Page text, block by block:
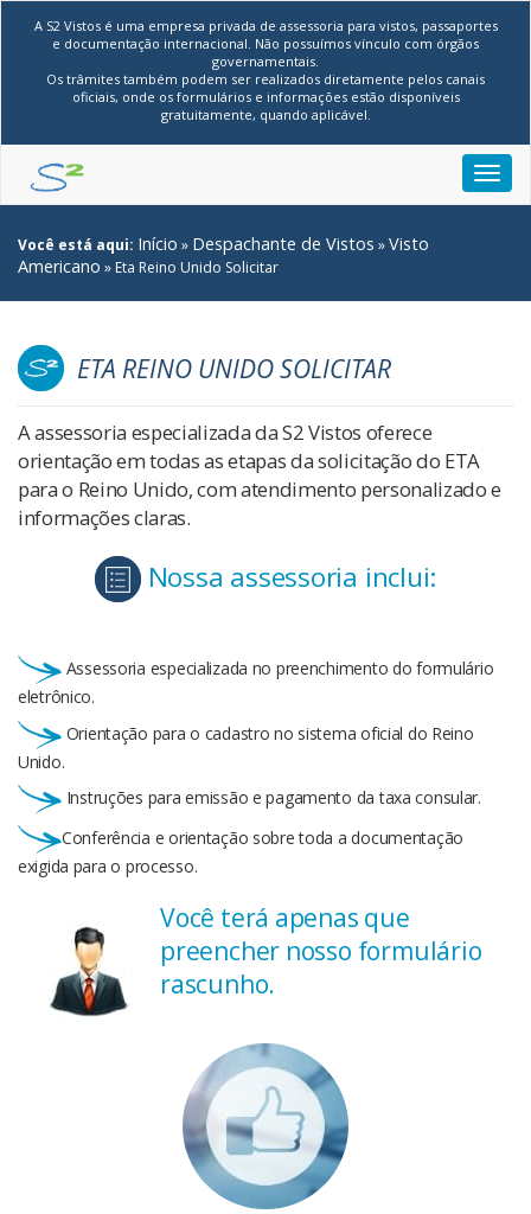
A S2 Vistos é uma empresa privada de assessoria para vistos, passaportes
e documentação internacional. Não possuímos vínculo com órgãos
governamentais.
Os trâmites também podem ser realizados diretamente pelos canais
oficiais, onde os formulários e informações estão disponíveis
gratuitamente, quando aplicável.
Você está aqui: Início » Despachante de Vistos »Visto
Americano » Eta Reino Unido Solicitar
ETA REINO UNIDO SOLICITAR
A assessoria especializada da S2 Vistos oferece
orientação em todas as etapas da solicitação do ETA
para o Reino Unido, com atendimento personalizado e
informações claras.
Nossa assessoria inclui:
Assessoria especializada no preenchimento do formulário
eletrônico.
Orientação para o cadastro no sistema oficial do Reino
Unido.
Instruções para emissão e pagamento da taxa consular.
Conferência e orientação sobre toda a documentação
exigida para o processo.
Você terá apenas que
preencher nosso formulário
rascunho.